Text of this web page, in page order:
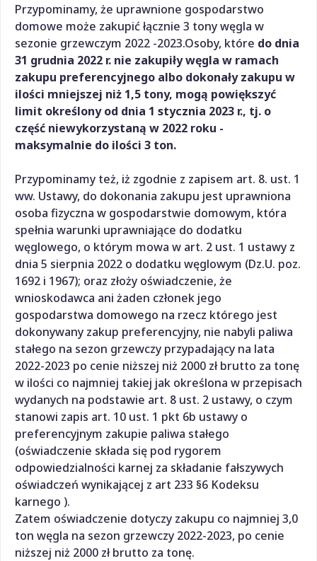
Przypominamy, że uprawnione gospodarstwo
domowe może zakupić łącznie 3 tony węgla w
sezonie grzewczym 2022 -2023.Osoby, które do dnia
31 grudnia 2022 r. nie zakupiły węgla w ramach
zakupu preferencyjnego albo dokonały zakupu w
ilości mniejszej niż 1,5 tony, mogą powiększyć
limit określony od dnia 1 stycznia 2023 r., tj. o
część niewykorzystaną w 2022 roku -
maksymalnie do ilości 3 ton.
Przypominamy też, iż zgodnie z zapisem art. 8. ust. 1
ww. Ustawy, do dokonania zakupu jest uprawniona
osoba fizyczna w gospodarstwie domowym, która
spełnia warunki uprawniające do dodatku
węglowego, o którym mowa w art. 2 ust. 1 ustawy z
dnia 5 sierpnia 2022 o dodatku węglowym (Dz.U. poz.
1692 i 1967); oraz złoży oświadczenie, że
wnioskodawca ani żaden członek jego
gospodarstwa domowego na rzecz którego jest
dokonywany zakup preferencyjny, nie nabyli paliwa
stałego na sezon grzewczy przypadający na lata
2022-2023 po cenie niższej niż 2000 zł brutto za tonę
w ilości co najmniej takiej jak określona w przepisach
wydanych na podstawie art. 8 ust. 2 ustawy, o czym
stanowi zapis art. 10 ust. 1 pkt 6b ustawy o
preferencyjnym zakupie paliwa stałego
(oświadczenie składa się pod rygorem
odpowiedzialności karnej za składanie fałszywych
oświadczeń wynikającej z art 233 §6 Kodeksu
karnego ).
Zatem oświadczenie dotyczy zakupu co najmniej 3,0
ton węgla na sezon grzewczy 2022-2023, po cenie
niższej niż 2000 zł brutto za tonę.